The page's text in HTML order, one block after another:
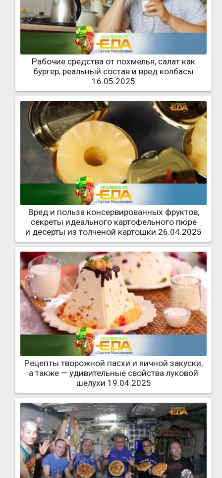
Рабочие средства от похмелья, салат как
бургер, реальный состав и вред колбасы
16.05.2025
Вред и польза консервированных фруктов,
секреты идеального картофельного пюре
и десерты из толченой картошки 26.04.2025
Рецепты творожной пасхи и яичной закуски,
а также — удивительные свойства луковой
шелухи 19.04.2025